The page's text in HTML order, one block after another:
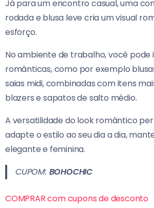
Já para um encontro casual, uma
rodada e blusa leve cria um visual
esforço.
No ambiente de trabalho, você
românticas, como por exemplo
saias midi, combinadas com itens
blazers e sapatos de salto médio.
A versatilidade do look romântico
adapte o estilo ao seu dia a dia,
elegante e feminina.
CUPOM: BOHOCHIC
COMPRAR com cupons de desconto